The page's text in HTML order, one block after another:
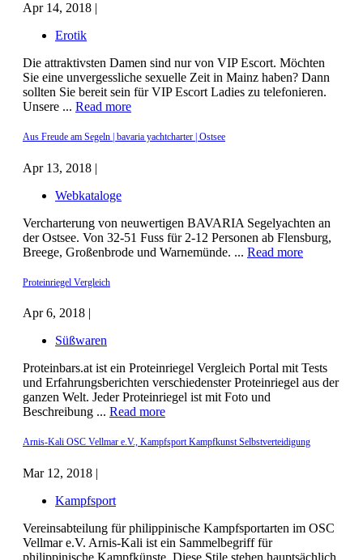
Apr 14, 2018 |
Erotik
Die attraktivsten Damen sind nur von VIP Escort. Möchten
Sie eine unvergessliche sexuelle Zeit in Mainz haben? Dann
sollten Sie bereit sein für VIP Escort Ladies zu telefonieren.
Unsere ... Read more
Aus Freude am Segeln | bavaria yachtcharter | Ostsee
Apr 13, 2018 |
Webkataloge
Vercharterung von neuwertigen BAVARIA Segelyachten an
der Ostsee. Von 32-51 Fuss für 2-12 Personen ab Flensburg,
Breege, Großenbrode und Warnemünde. ... Read more
Proteinriegel Vergleich
Apr 6, 2018 |
Süßwaren
Proteinbars.at ist ein Proteinriegel Vergleich Portal mit Tests
und Erfahrungsberichten verschiedenster Proteinriegel aus der
ganzen Welt. Jeder Proteinriegel ist mit Foto und
Beschreibung ... Read more
Arnis-Kali OSC Vellmar e.V., Kampfsport Kampfkunst Selbstverteidigung
Mar 12, 2018 |
Kampfsport
Vereinsabteilung für philippinische Kampfsportarten im OSC
Vellmar e.V. Arnis-Kali ist ein Sammelbegriff für
philippinische Kampfkünste. Diese Stile stehen hauptsächlich